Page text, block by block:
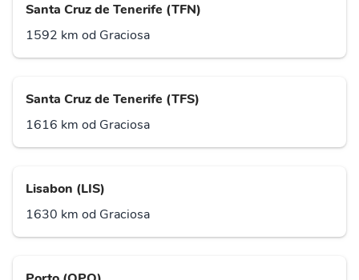
Santa Cruz de Tenerife (TFN)
1592 km od Graciosa
Santa Cruz de Tenerife (TFS)
1616 km od Graciosa
Lisabon (LIS)
1630 km od Graciosa